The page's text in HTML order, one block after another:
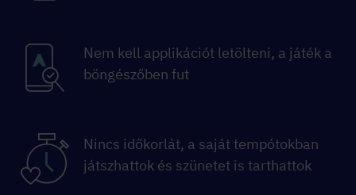
Nem kell applikációt letölteni, a játék a
böngészőben fut
Nincs időkorlát, a saját tempótokban
játszhattok és szünetet is tarthattok